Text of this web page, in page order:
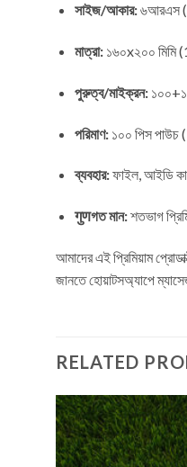
সাইজ/আকার:৬আরএস
মাত্রা:১৬০x২০০
পুরুত্ব/মাইক্রন:
পরিমাণ:১০০ পিস
ব্যবহার:ফাইল, আইডি
गुणগত মান:শতভাগ
আমাদের এই প্রিমিয়াম
জানতেহোয়াটসঅ্যাপে
RELATED